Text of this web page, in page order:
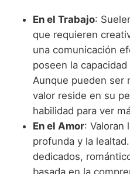
En el Trabajo:
que requieren
una comunicación
poseen la
Aunque pueden ser
valor reside en su
habilidad para ver
En el Amor: Valoran
profunda y la
dedicados,